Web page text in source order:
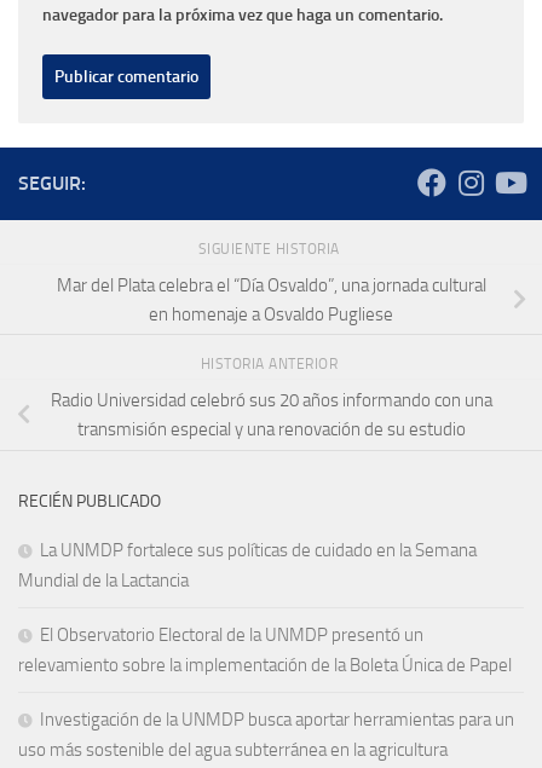
navegador para la próxima vez que haga un comentario.
SEGUIR:
SIGUIENTE HISTORIA
Mar del Plata celebra el “Día Osvaldo”, una jornada cultural
en homenaje a Osvaldo Pugliese
HISTORIA ANTERIOR
Radio Universidad celebró sus 20 años informando con una
transmisión especial y una renovación de su estudio
RECIÉN PUBLICADO
La UNMDP fortalece sus políticas de cuidado en la Semana
Mundial de la Lactancia
El Observatorio Electoral de la UNMDP presentó un
relevamiento sobre la implementación de la Boleta Única de Papel
Investigación de la UNMDP busca aportar herramientas para un
uso más sostenible del agua subterránea en la agricultura